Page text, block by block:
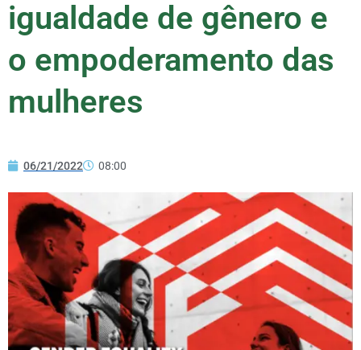
igualdade de gênero e
o empoderamento das
mulheres
06/21/2022 08:00